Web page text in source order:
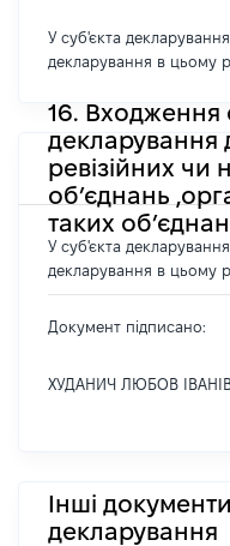
У суб'єкта
декларування в цьому
16. Входження
декларування
ревізійних чи
об’єднань
таких
У суб'єкта
декларування в цьому
Документ підписано:
ХУДАНИЧ ЛЮБОВ
Інші
декларування